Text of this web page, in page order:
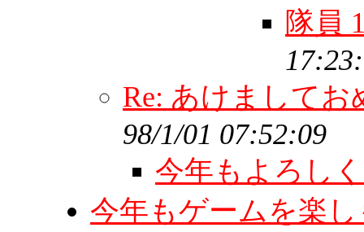
隊員
Re: あけまして
98/1/01 07:52:09
今年もよろし
今年もゲームを楽